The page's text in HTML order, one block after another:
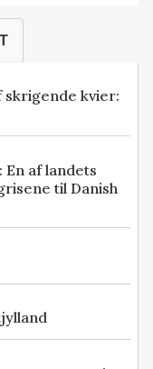
skrigende kvier:
af landets
til Danish